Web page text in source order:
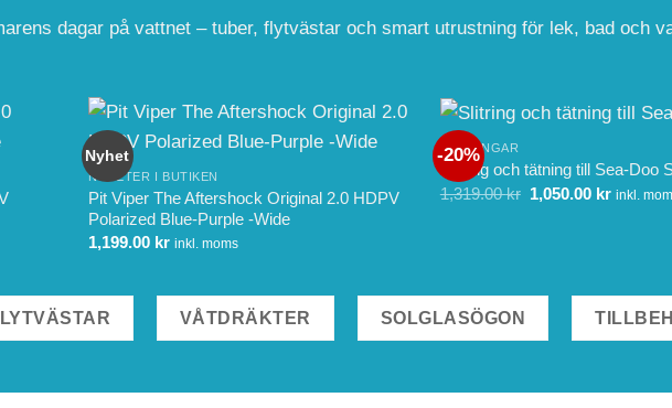
dagar på vattnet – tuber, flytvästar och smart utrustning för lek, bad och
Nyhet
NYHETER I BUTIKEN
Pit Viper The Aftershock Original 2.0 HDPV
Polarized Blue-Purple -Wide
1,199.00 kr inkl. moms
-20%
SLITRINGAR
Slitring och tätning till Sea-Doo
1,319.00kr Det
1,050.00 krDet
inkl.
VÅTDRÄKTER SOLGLASÖGON